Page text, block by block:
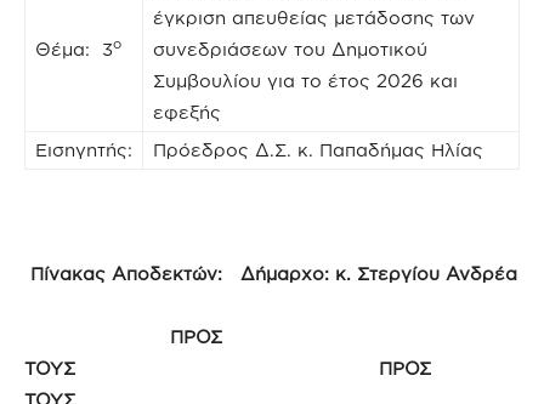
Θέμα: 3ο
έγκριση απευθείας μετάδοσης των
συνεδριάσεων του Δημοτικού
Συμβουλίου για το έτος 2026 και
εφεξής
Εισηγητής:
Πρόεδρος Δ.Σ. κ. Παπαδήμας Ηλίας
Πίνακας Αποδεκτών: Δήμαρχο: κ. Στεργίου Ανδρέα
ΠΡΟΣ
ΤΟΥΣ ΠΡΟΣ
ΤΟΥΣ